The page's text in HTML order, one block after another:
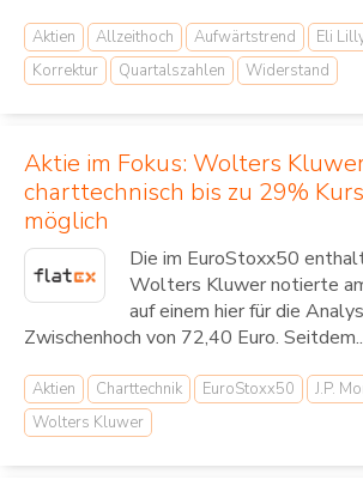
Aktien Allzeithoch Aufwärtstrend Eli
Korrektur
Quartalszahlen Widerstand
Aktie im Fokus: Wolters
charttechnisch bis zu 29%
möglich
Die im EuroStoxx50
Wolters Kluwer notierte
auf einem hier für die
Zwischenhoch von 72,40 Euro.
Aktien Charttechnik EuroStoxx50 J.P.
Wolters Kluwer